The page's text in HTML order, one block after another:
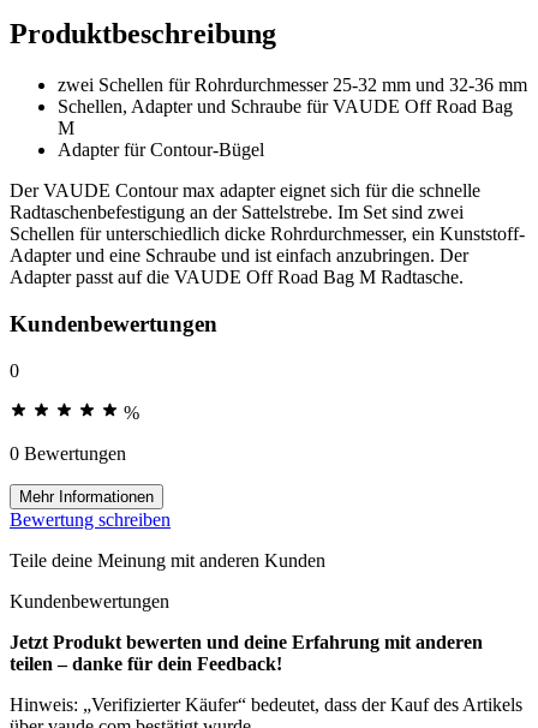
Produktbeschreibung
zwei Schellen für Rohrdurchmesser 25-32 mm und 32-36 mm
Schellen, Adapter und Schraube für VAUDE Off Road Bag
M
Adapter für Contour-Bügel
Der VAUDE Contour max adapter eignet sich für die schnelle
Radtaschenbefestigung an der Sattelstrebe. Im Set sind zwei
Schellen für unterschiedlich dicke Rohrdurchmesser, ein Kunststoff-
Adapter und eine Schraube und ist einfach anzubringen. Der
Adapter passt auf die VAUDE Off Road Bag M Radtasche.
Kundenbewertungen
0
%
0 Bewertungen
Mehr Informationen
Bewertung schreiben
Teile deine Meinung mit anderen Kunden
Kundenbewertungen
Jetzt Produkt bewerten und deine Erfahrung mit anderen
teilen – danke für dein Feedback!
Hinweis: „Verifizierter Käufer“ bedeutet, dass der Kauf des Artikels